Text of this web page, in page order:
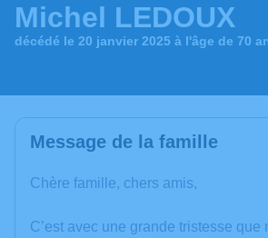
Michel LEDOUX
décédé le 20 janvier 2025 à l'âge de 70
Message de la famille
Chère famille, chers amis,
C’est avec une grande tristesse que